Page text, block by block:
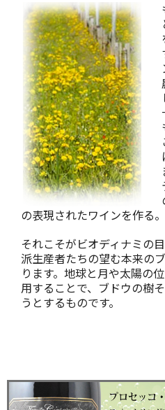
の表現されたワインを作る。
それこそがビオディナミの
派生産者たちの望む本来の
ります。地球と月や太陽の
用することで、ブドウの樹
うとするものです。